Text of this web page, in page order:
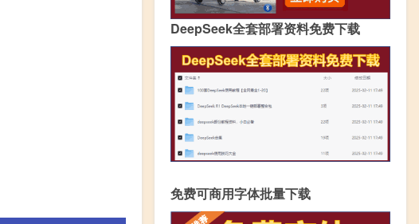
DeepSeek全套部署资料免费下载
免费可商用字体批量下载